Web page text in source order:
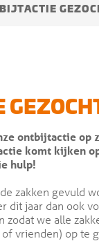
ontbijtactie op
komt kijken
hulp!
zakken gevuld
dit jaar dan
zodat we alle
vrienden) op te